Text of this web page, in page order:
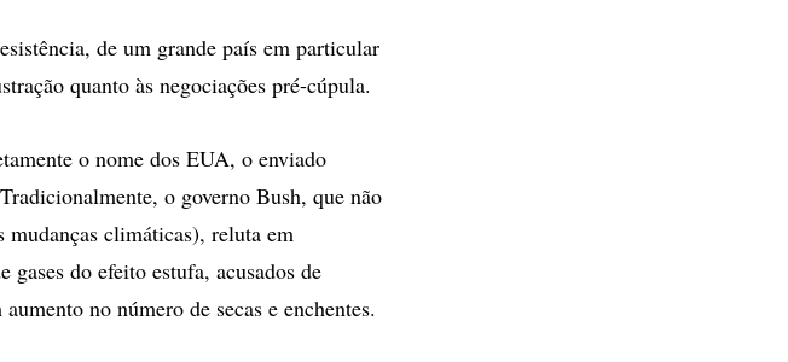
de um grande país em particular
quanto às negociações pré-cúpula.
o nome dos EUA, o enviado
o governo Bush, que não
mudanças climáticas), reluta em
gases do efeito estufa, acusados de
no número de secas e enchentes.